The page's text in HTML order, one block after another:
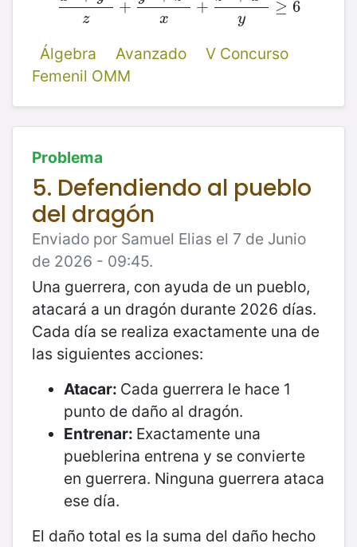
z
+
x
+
y
≥ 6
x2+y 2z +y2+z2x +z 2+x2y≥ 6
Álgebra Avanzado
V Concurso
Femenil OMM
Problema
5. Defendiendo al pueblo
del dragón
Enviado por Samuel Elias el 7 de Junio
de 2026 - 09:45.
Una guerrera, con ayuda de un pueblo,
atacará a un dragón durante 2026 días.
Cada día se realiza exactamente una de
las siguientes acciones:
Atacar: Cada guerrera le hace 1
punto de daño al dragón.
Entrenar: Exactamente una
pueblerina entrena y se convierte
en guerrera. Ninguna guerrera ataca
ese día.
El daño total es la suma del daño hecho